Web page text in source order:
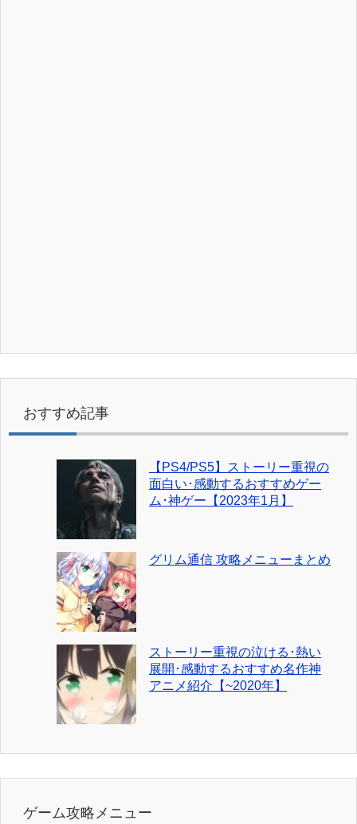
おすすめ記事
【PS4/PS5】ストーリー重視の
面白い･感動するおすすめゲー
ム･神ゲー【2023年1月】
グリム通信 攻略メニューまとめ
ストーリー重視の泣ける･熱い
展開･感動するおすすめ名作神
アニメ紹介【~2020年】
ゲーム攻略メニュー